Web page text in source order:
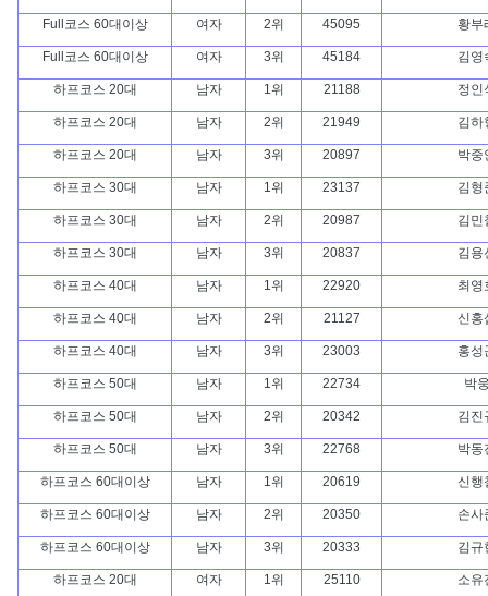
Full코스 60대이상 여자 2위 45095 황부
Full코스 60대이상 여자 3위 45184 김영
하프코스 20대 남자 1위 21188 정인
하프코스 20대 남자 2위 21949 김하
하프코스 20대 남자 3위 20897 박중
하프코스 30대 남자 1위 23137 김형
하프코스 30대 남자 2위 20987 김민
하프코스 30대 남자 3위 20837 김용
하프코스 40대 남자 1위 22920 최영
하프코스 40대 남자 2위 21127 신홍
하프코스 40대 남자 3위 23003 홍성
하프코스 50대 남자 1위 22734 박
하프코스 50대 남자 2위 20342 김진
하프코스 50대 남자 3위 22768 박동
하프코스 60대이상 남자 1위 20619 신행
하프코스 60대이상 남자 2위 20350 손사
하프코스 60대이상 남자 3위 20333 김규
하프코스 20대 여자 1위 25110 소유